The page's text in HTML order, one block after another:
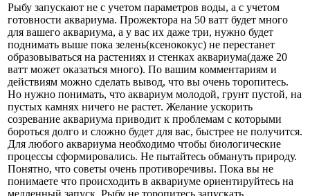
Рыбу запускают не с учетом параметров воды, а с учетом
готовности аквариума. Прожектора на 50 ватт будет много
для вашего аквариума, а у вас их даже три, нужно будет
поднимать выше пока зелень(ксенококус) не перестанет
образовываться на растениях и стенках аквариума(даже 20
ватт может оказаться много). По вашим комментариям и
действиям можно сделать вывод, что вы очень торопитесь.
Но нужно понимать, что аквариум молодой, грунт пустой, на
пустых камнях ничего не растет. Желание ускорить
созревание аквариума приводит к проблемам с которыми
бороться долго и сложно будет для вас, быстрее не получится.
Для любого аквариума необходимо чтобы биологические
процессы сформировались. Не пытайтесь обмануть природу.
Понятно, что советы очень противоречивы. Пока вы не
понимаете что происходить в аквариуме ориентируйтесь на
медленный запуск. Рыбу не торопитесь запускать.